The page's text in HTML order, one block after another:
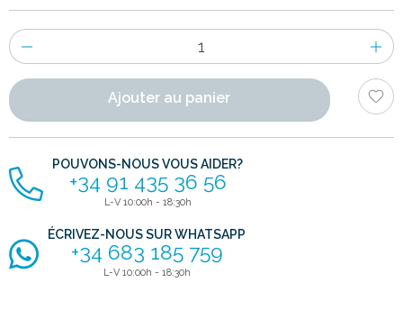
Nombre
d'items
Ajouter au panier
POUVONS-NOUS VOUS AIDER?
+34 91 435 36 56
L-V 10:00h - 18:30h
ÉCRIVEZ-NOUS SUR WHATSAPP
+34 683 185 759
L-V 10:00h - 18:30h